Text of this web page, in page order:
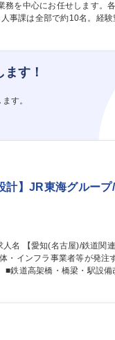
ジションの魅力】社内外問
屋/人事(中途採用/労務)】JR東海グ
す！
す。
計】JR東海グルー
詳細設計、解析（耐震・地
に携わり、新設から耐震補
木構造物の設計】JR東海グルー